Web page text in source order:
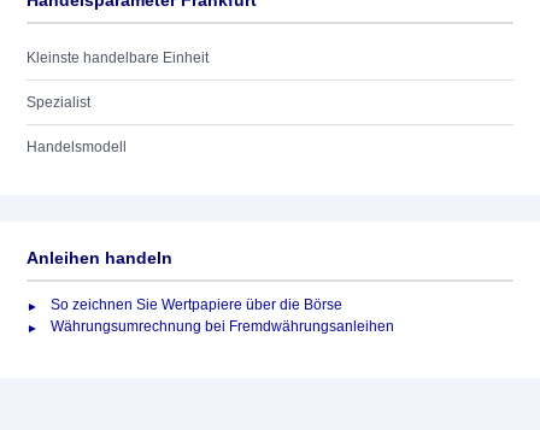
Kleinste handelbare Einheit
Spezialist
Handelsmodell
Anleihen handeln
So zeichnen Sie Wertpapiere über die Börse
Währungsumrechnung bei Fremdwährungsanleihen